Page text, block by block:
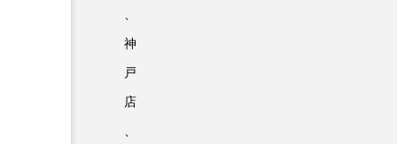
神
戸
店